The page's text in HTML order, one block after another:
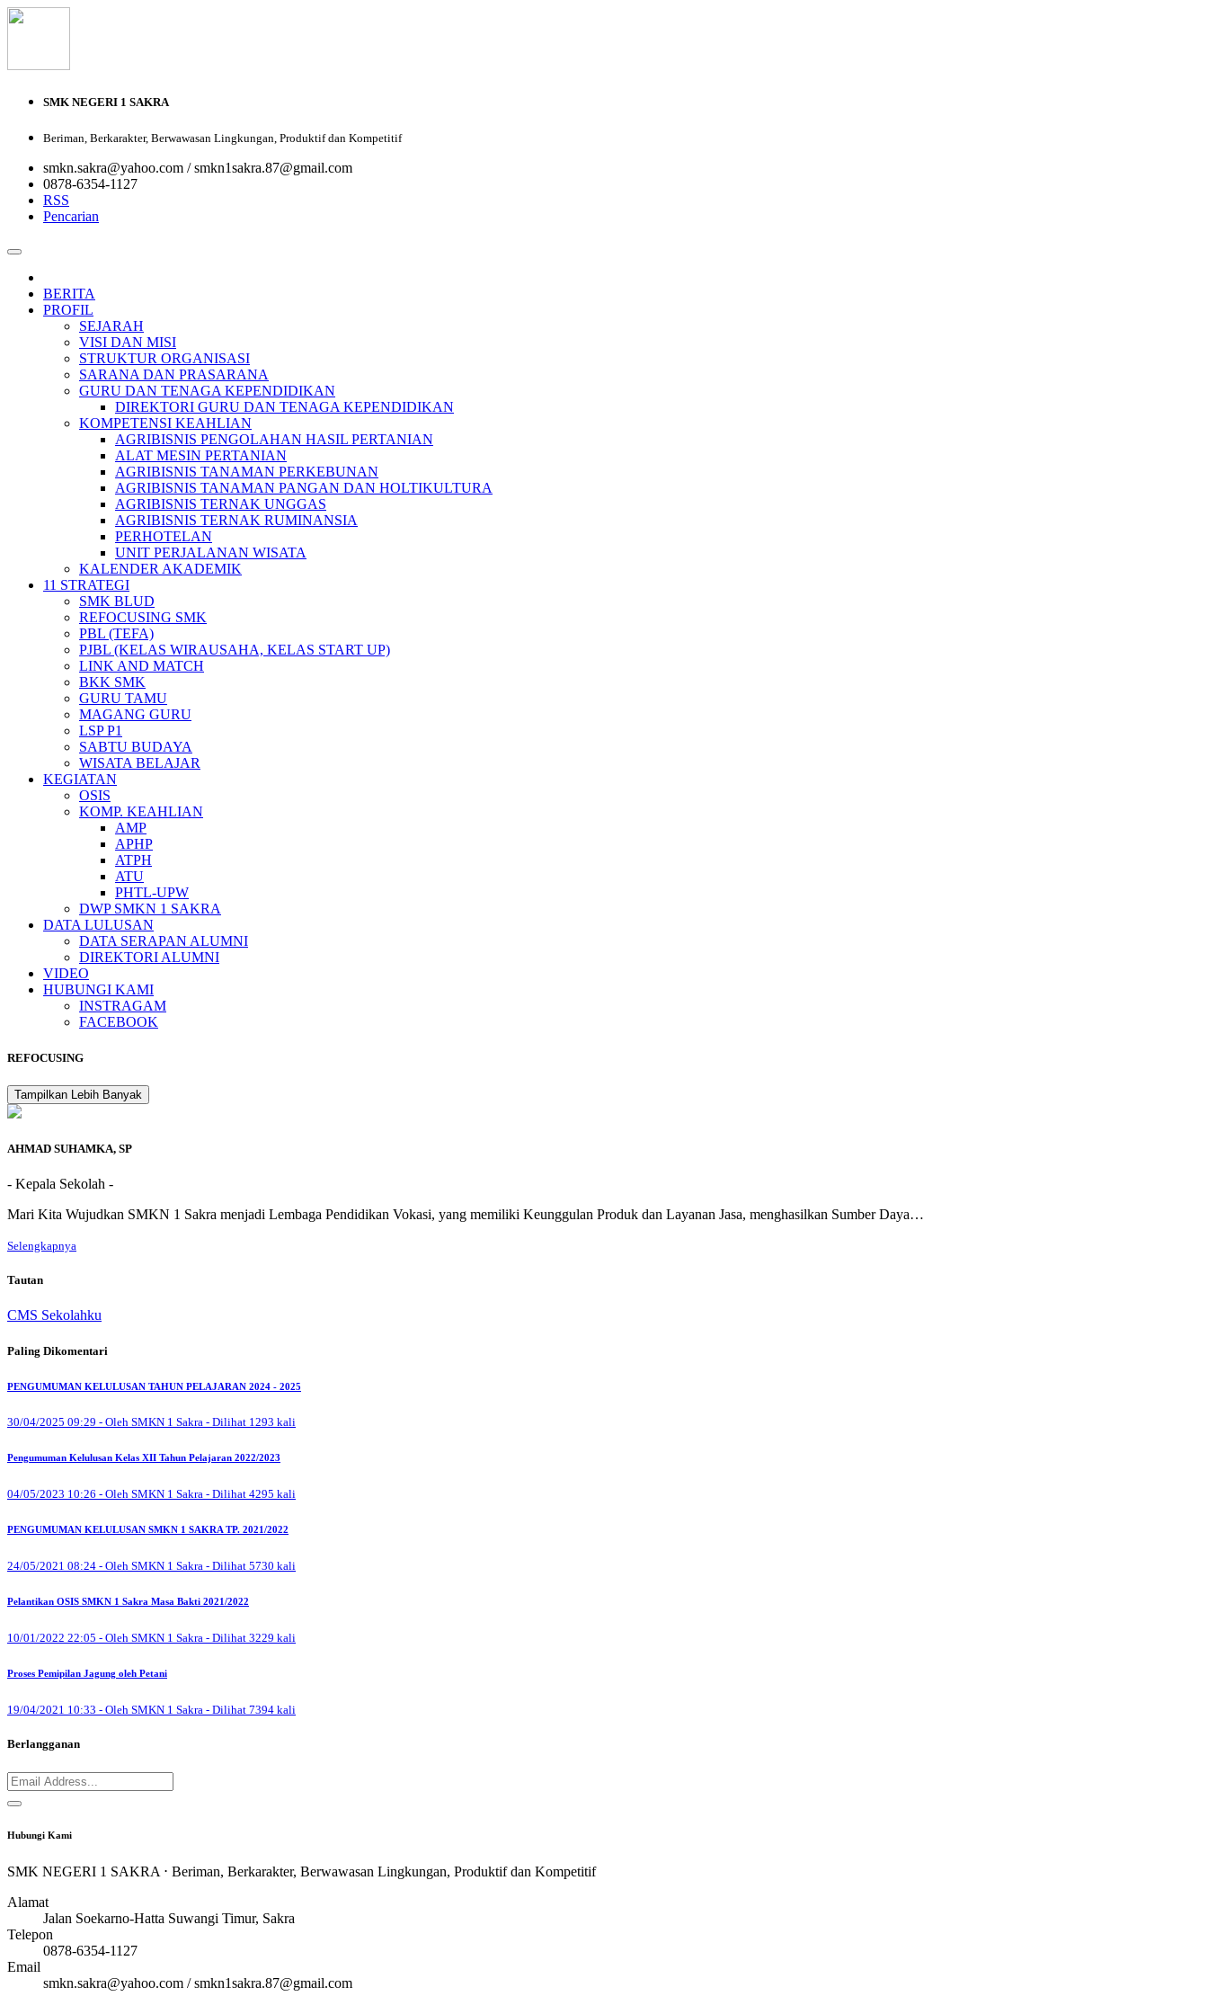
SMK NEGERI 1 SAKRA
Beriman, Berkarakter, Berwawasan Lingkungan, Produktif dan Kompetitif
smkn.sakra@yahoo.com / smkn1sakra.87@gmail.com
0878-6354-1127
RSS
Pencarian
BERITA
PROFIL
SEJARAH
VISI DAN MISI
STRUKTUR ORGANISASI
SARANA DAN PRASARANA
GURU DAN TENAGA KEPENDIDIKAN
DIREKTORI GURU DAN TENAGA KEPENDIDIKAN
KOMPETENSI KEAHLIAN
AGRIBISNIS PENGOLAHAN HASIL PERTANIAN
ALAT MESIN PERTANIAN
AGRIBISNIS TANAMAN PERKEBUNAN
AGRIBISNIS TANAMAN PANGAN DAN HOLTIKULTURA
AGRIBISNIS TERNAK UNGGAS
AGRIBISNIS TERNAK RUMINANSIA
PERHOTELAN
UNIT PERJALANAN WISATA
KALENDER AKADEMIK
11 STRATEGI
SMK BLUD
REFOCUSING SMK
PBL (TEFA)
PJBL (KELAS WIRAUSAHA, KELAS START UP)
LINK AND MATCH
BKK SMK
GURU TAMU
MAGANG GURU
LSP P1
SABTU BUDAYA
WISATA BELAJAR
KEGIATAN
OSIS
KOMP. KEAHLIAN
AMP
APHP
ATPH
ATU
PHTL-UPW
DWP SMKN 1 SAKRA
DATA LULUSAN
DATA SERAPAN ALUMNI
DIREKTORI ALUMNI
VIDEO
HUBUNGI KAMI
INSTRAGAM
FACEBOOK
REFOCUSING
Tampilkan Lebih Banyak
AHMAD SUHAMKA, SP
- Kepala Sekolah -
Mari Kita Wujudkan SMKN 1 Sakra menjadi Lembaga Pendidikan Vokasi, yang memiliki Keunggulan Produk dan Layanan Jasa, menghasilkan Sumber Daya…
Selengkapnya
Tautan
CMS Sekolahku
Paling Dikomentari
PENGUMUMAN KELULUSAN TAHUN PELAJARAN 2024 - 2025
30/04/2025 09:29 - Oleh SMKN 1 Sakra - Dilihat 1293 kali
Pengumuman Kelulusan Kelas XII Tahun Pelajaran 2022/2023
04/05/2023 10:26 - Oleh SMKN 1 Sakra - Dilihat 4295 kali
PENGUMUMAN KELULUSAN SMKN 1 SAKRA TP. 2021/2022
24/05/2021 08:24 - Oleh SMKN 1 Sakra - Dilihat 5730 kali
Pelantikan OSIS SMKN 1 Sakra Masa Bakti 2021/2022
10/01/2022 22:05 - Oleh SMKN 1 Sakra - Dilihat 3229 kali
Proses Pemipilan Jagung oleh Petani
19/04/2021 10:33 - Oleh SMKN 1 Sakra - Dilihat 7394 kali
Berlangganan
Hubungi Kami
SMK NEGERI 1 SAKRA ⋅ Beriman, Berkarakter, Berwawasan Lingkungan, Produktif dan Kompetitif
Alamat
Jalan Soekarno-Hatta Suwangi Timur, Sakra
Telepon
0878-6354-1127
Email
smkn.sakra@yahoo.com / smkn1sakra.87@gmail.com